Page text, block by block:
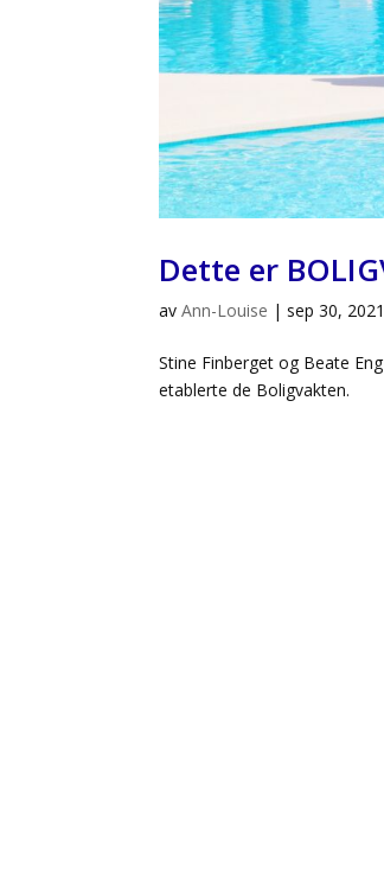
Dette er
avAnn-Louise |sep 30, 2021
Stine Finberget og Beate
etablerte de Boligvakten.